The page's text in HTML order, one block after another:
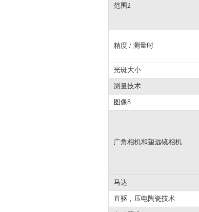
范围2
精度 / 测量时
光斑大小
测量技术
图像8
广角相机和望远镜相机
马达
直驱，压电陶瓷技术